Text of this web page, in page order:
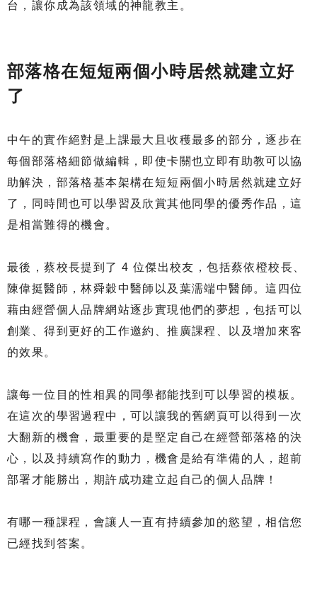
台，讓你成為該領域的神龍教主。
部落格在短短兩個小時居然就建立好
了
中午的實作絕對是上課最大且收穫最多的部分，逐步在
每個部落格細節做編輯，即使卡關也立即有助教可以協
助解決，部落格基本架構在短短兩個小時居然就建立好
了，同時間也可以學習及欣賞其他同學的優秀作品，這
是相當難得的機會。
最後，蔡校長提到了 4 位傑出校友，包括蔡依橙校長、
陳偉挺醫師，林舜穀中醫師以及葉濡端中醫師。這四位
藉由經營個人品牌網站逐步實現他們的夢想，包括可以
創業、得到更好的工作邀約、推廣課程、以及增加來客
的效果。
讓每一位目的性相異的同學都能找到可以學習的模板。
在這次的學習過程中，可以讓我的舊網頁可以得到一次
大翻新的機會，最重要的是堅定自己在經營部落格的決
心，以及持續寫作的動力，機會是給有準備的人，超前
部署才能勝出，期許成功建立起自己的個人品牌！
有哪一種課程，會讓人一直有持續參加的慾望，相信您
已經找到答案。